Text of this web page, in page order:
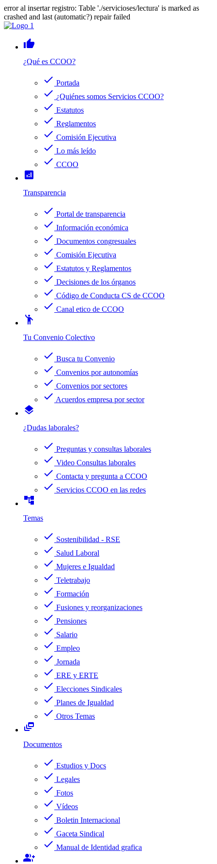
error al insertar registro: Table './servicioses/lectura' is marked as
crashed and last (automatic?) repair failed
thumb_up
¿Qué es CCOO?
check Portada
check ¿Quiénes somos Servicios CCOO?
check Estatutos
check Reglamentos
check Comisión Ejecutiva
check Lo más leído
check CCOO
analytics
Transparencia
check Portal de transparencia
check Información económica
check Documentos congresuales
check Comisión Ejecutiva
check Estatutos y Reglamentos
check Decisiones de los órganos
check Código de Conducta CS de CCOO
check Canal etico de CCOO
emoji_people
Tu Convenio Colectivo
check Busca tu Convenio
check Convenios por autonomías
check Convenios por sectores
check Acuerdos empresa por sector
layers
¿Dudas laborales?
check Preguntas y consultas laborales
check Video Consultas laborales
check Contacta y pregunta a CCOO
check Servicios CCOO en las redes
account_tree
Temas
check Sostenibilidad - RSE
check Salud Laboral
check Mujeres e Igualdad
check Teletrabajo
check Formación
check Fusiones y reorganizaciones
check Pensiones
check Salario
check Empleo
check Jornada
check ERE y ERTE
check Elecciones Sindicales
check Planes de Igualdad
check Otros Temas
dynamic_feed
Documentos
check Estudios y Docs
check Legales
check Fotos
check Vídeos
check Boletin Internacional
check Gaceta Sindical
check Manual de Identidad grafica
group_add